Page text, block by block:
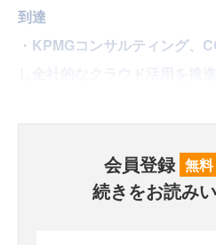
到達
・ KPMGコンサルティング、
会員登録 無料
続きをお読み